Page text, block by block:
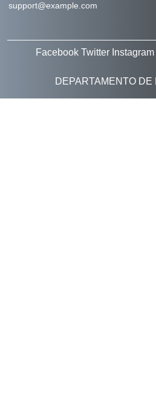
support@example.com
Facebook Twitter Instagram
DEPARTAMENTO DE